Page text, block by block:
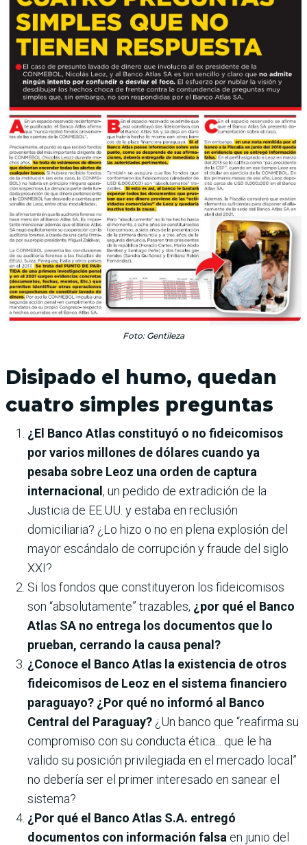
Foto: Gentileza
Disipado el humo, quedan
cuatro simples preguntas
¿El Banco Atlas constituyó o no fideicomisos
por varios millones de dólares cuando ya
pesaba sobre Leoz una orden de captura
internacional, un pedido de extradición de la
Justicia de EE.UU. y estaba en reclusión
domiciliaria? ¿Lo hizo o no en plena explosión del
mayor escándalo de corrupción y fraude del siglo
XXI?
Si los fondos que constituyeron los fideicomisos
son “absolutamente” trazables, ¿por qué el Banco
Atlas SA no entrega los documentos que lo
prueban, cerrando la causa penal?
¿Conoce el Banco Atlas la existencia de otros
fideicomisos de Leoz en el sistema financiero
paraguayo? ¿Por qué no informó al Banco
Central del Paraguay? ¿Un banco que “reafirma su
compromiso con su conducta ética... que le ha
valido su posición privilegiada en el mercado local”
no debería ser el primer interesado en sanear el
sistema?
¿Por qué el Banco Atlas S.A. entregó
documentos con información falsa en junio del